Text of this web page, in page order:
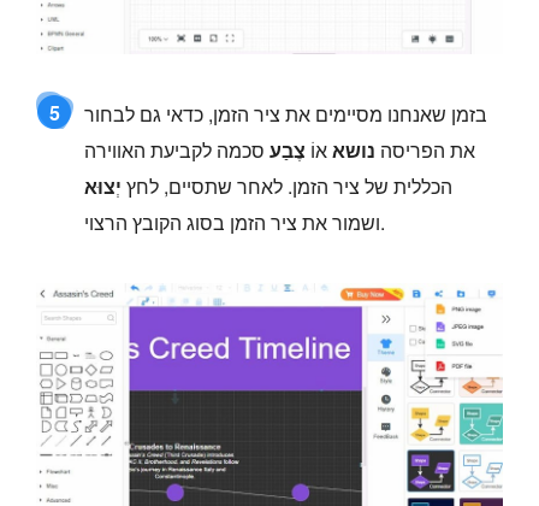
5
בזמן שאנחנו מסיימים את ציר הזמן, כדאי גם לבחור
את הפריסה נושאאוֹ צֶבַע סכמה לקביעת האווירה
הכללית של ציר הזמן. לאחר שתסיים, לחץ יְצוּא
ושמור את ציר הזמן בסוג הקובץ הרצוי.